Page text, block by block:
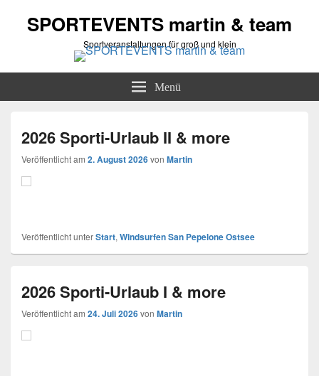
SPORTEVENTS martin & team
Sportveranstaltungen für groß und klein
Menü
2026 Sporti-Urlaub II & more
Veröffentlicht am 2. August 2026von Martin
Veröffentlicht unterStart, Windsurfen San Pepelone Ostsee
2026 Sporti-Urlaub I & more
Veröffentlicht am 24. Juli 2026von Martin